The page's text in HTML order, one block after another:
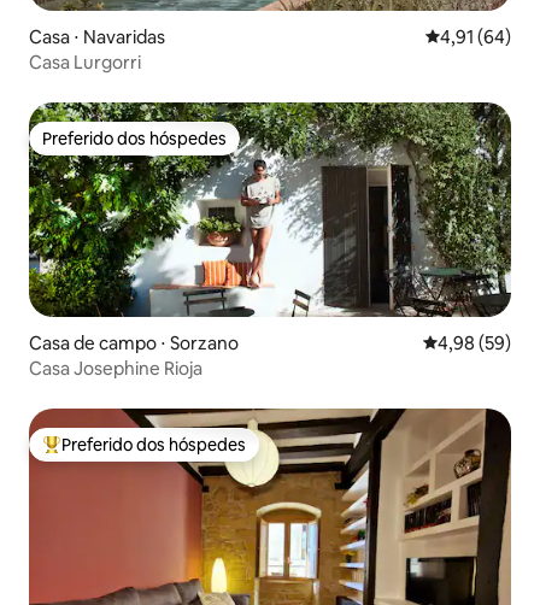
Casa ⋅ Navaridas 4,91 de uma
4,91 (64)
Casa Lurgorri
Preferido dos hóspedes
Preferido dos hóspedes
Casa de campo ⋅ Sorzano 4,98 de uma
4,98 (59)
Casa Josephine Rioja
Entre os melhores preferidos dos hóspedes
Preferido dos hóspedes